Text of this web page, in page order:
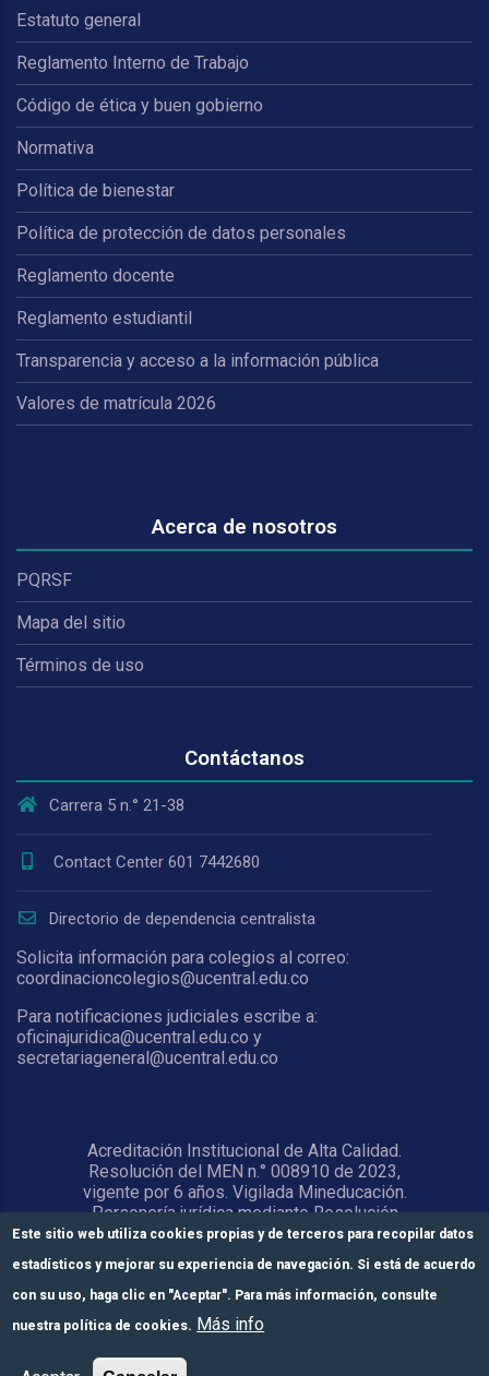
Estatuto general
Reglamento Interno de Trabajo
Código de ética y buen gobierno
Normativa
Política de bienestar
Política de protección de datos personales
Reglamento docente
Reglamento estudiantil
Transparencia y acceso a la información pública
Valores de matrícula 2026
Acerca de nosotros
PQRSF
Mapa del sitio
Términos de uso
Contáctanos
Carrera 5 n.° 21-38
Contact Center 601 7442680
Directorio de dependencia centralista
Solicita información para colegios al correo:
coordinacioncolegios@ucentral.edu.co
Para notificaciones judiciales escribe a:
oficinajuridica@ucentral.edu.co y
secretariageneral@ucentral.edu.co
Acreditación Institucional de Alta Calidad.
Resolución del MEN n.° 008910 de 2023,
vigente por 6 años. Vigilada Mineducación.
Personería jurídica mediante Resolución
1876 del 5 de junio de 1967. Reconocida
como Universidad por el Ministerio de
Educación Nacional mediante Resolución
15818 del 31 de octubre de 1978.
© Universidad Central 2026
Formulario de
Este sitio web utiliza cookies propias y de terceros para recopilar datos
estadísticos y mejorar su experiencia de navegación. Si está de acuerdo
con su uso, haga clic en "Aceptar". Para más información, consulte
nuestra política de cookies. Más info